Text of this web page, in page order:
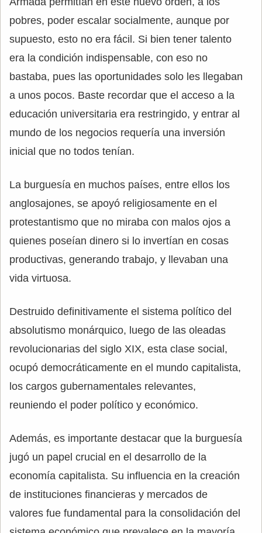
pobres, poder escalar socialmente, aunque por
supuesto, esto no era fácil. Si bien tener talento
era la condición indispensable, con eso no
bastaba, pues las oportunidades solo les llegaban
a unos pocos. Baste recordar que el acceso a la
educación universitaria era restringido, y entrar al
mundo de los negocios requería una inversión
inicial que no todos tenían.
La burguesía en muchos países, entre ellos los
anglosajones, se apoyó religiosamente en el
protestantismo que no miraba con malos ojos a
quienes poseían dinero si lo invertían en cosas
productivas, generando trabajo, y llevaban una
vida virtuosa.
Destruido definitivamente el sistema político del
absolutismo monárquico, luego de las oleadas
revolucionarias del siglo XIX, esta clase social,
ocupó democráticamente en el mundo capitalista,
los cargos gubernamentales relevantes,
reuniendo el poder político y económico.
Además, es importante destacar que la burguesía
jugó un papel crucial en el desarrollo de la
economía capitalista. Su influencia en la creación
de instituciones financieras y mercados de
valores fue fundamental para la consolidación del